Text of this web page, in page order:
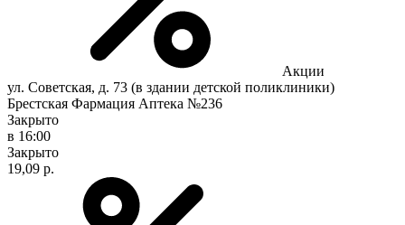
Акции
ул. Советская, д. 73 (в здании детской поликлиники)
Брестская Фармация Аптека №236
Закрыто
в 16:00
Закрыто
19,09 р.